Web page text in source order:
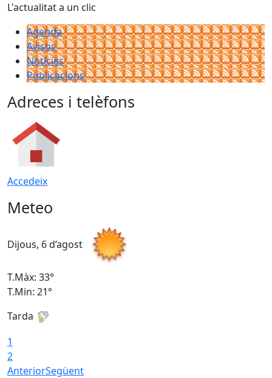
L'actualitat a un clic
Agenda
Avisos
Notícies
Publicacions
Adreces i telèfons
Accedeix
Meteo
Dijous, 6 d’agost
T.Màx: 33°
T.Min: 21°
Tarda
1
2
AnteriorSegüent